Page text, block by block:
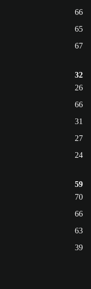
66
65
67
32
26
66
31
27
24
59
70
66
63
39